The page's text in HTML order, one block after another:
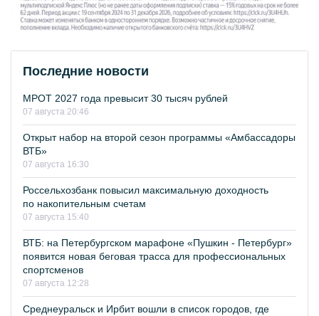
Последние новости
МРОТ 2027 года превысит 30 тысяч рублей
07 августа 20:46
Открыт набор на второй сезон программы «Амбассадоры
ВТБ»
07 августа 16:30
Россельхозбанк повысил максимальную доходность
по накопительным счетам
07 августа 15:40
ВТБ: на Петербургском марафоне «Пушкин - Петербург»
появится новая беговая трасса для профессиональных
спортсменов
07 августа 12:28
Среднеуральск и Ирбит вошли в список городов, где